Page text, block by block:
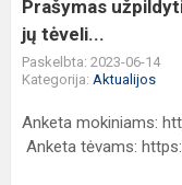
Prašymas
jų tėveli...
Paskelbta: 2023-06-14
Kategorija: Aktualijos
Anketa mokiniams:
Anketa tėvams: